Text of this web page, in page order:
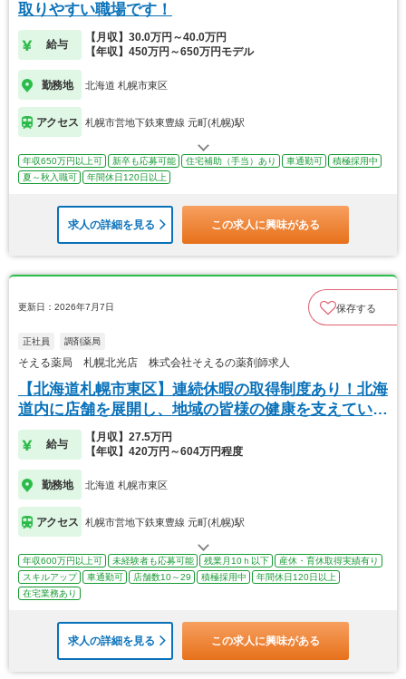
取りやすい職場です！
給与
【月収】30.0万円～40.0万円
【年収】450万円～650万円モデル
勤務地 北海道 札幌市東区
アクセス 札幌市営地下鉄東豊線 元町(札幌)駅
年収650万円以上可 新卒も応募可能 住宅補助（手当）あり 車通勤可
積極採用中
夏～秋入職可
年間休日120日以上
求人の詳細を見る この求人に興味がある
更新日：2026年7月7日 保存する
正社員 調剤薬局
そえる薬局 札幌北光店 株式会社そえるの薬剤師求人
【北海道札幌市東区】連続休暇の取得制度あり！北海
道内に店舗を展開し、地域の皆様の健康を支えていま
す
給与
【月収】27.5万円
【年収】420万円～604万円程度
勤務地 北海道 札幌市東区
アクセス 札幌市営地下鉄東豊線 元町(札幌)駅
年収600万円以上可 未経験者も応募可能 残業月10ｈ以下
産休・育休取得実績有り
スキルアップ
車通勤可 店舗数10～29 積極採用中
年間休日120日以上
在宅業務あり
求人の詳細を見る この求人に興味がある